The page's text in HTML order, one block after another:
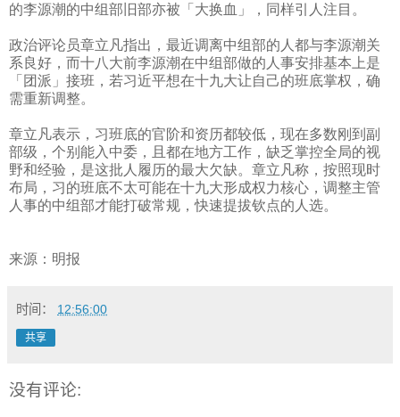
的李源潮的中组部旧部亦被「大换血」，同样引人注目。
政治评论员章立凡指出，最近调离中组部的人都与李源潮关
系良好，而十八大前李源潮在中组部做的人事安排基本上是
「团派」接班，若习近平想在十九大让自己的班底掌权，确
需重新调整。
章立凡表示，习班底的官阶和资历都较低，现在多数刚到副
部级，个别能入中委，且都在地方工作，缺乏掌控全局的视
野和经验，是这批人履历的最大欠缺。章立凡称，按照现时
布局，习的班底不太可能在十九大形成权力核心，调整主管
人事的中组部才能打破常规，快速提拔钦点的人选。
来源：明报
时间： 12:56:00
共享
没有评论: